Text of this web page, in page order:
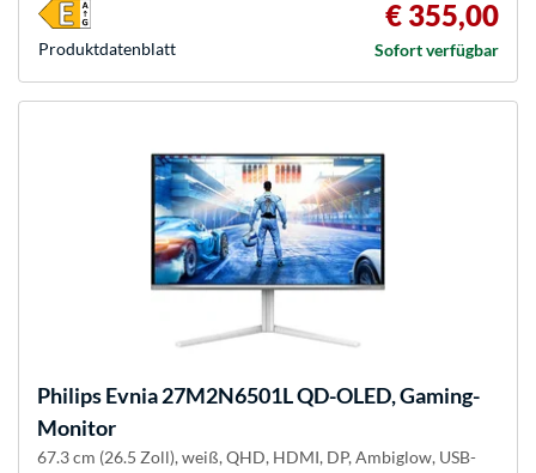
€ 355,00
Sofort verfügbar
Produkt­datenblatt
PhilipsEvnia 27M2N6501L QD-OLED, Gaming-
Monitor
67.3 cm (26.5 Zoll), weiß, QHD, HDMI, DP, Ambiglow, USB-